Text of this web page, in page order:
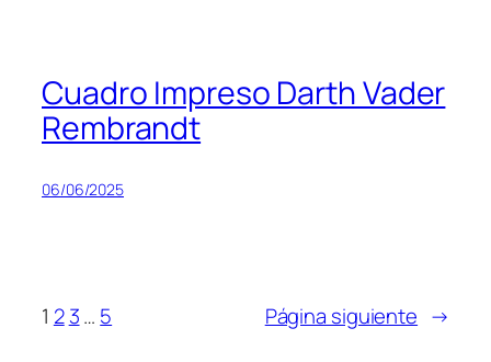
Cuadro Impreso Darth Vader
Rembrandt
06/06/2025
1 2 3… 5 Página siguiente →